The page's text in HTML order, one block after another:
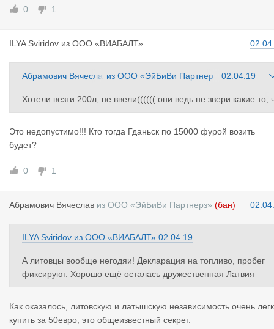
0 1
ILYA Sviridov из ООО «ВИАБАЛТ»
Абрамович Вячесла из ООО «ЭйБиВи Партнер
02.04.19
Хотели везти 200л, не ввели(((((( они ведь не звери какие то,
тоб целую область России в нищету загнать!!!
Это недопустимо!!! Кто тогда Гданьск по 15000 фурой возить
будет?
0 1
Абрамович Вячеслав из ООО «ЭйБиВи Партнерз» (бан)
ILYA Sviridov из ООО «ВИАБАЛТ» 02.04.19
А литовцы вообще негодяи! Декларация на топливо, пробег
фиксируют. Хорошо ещё осталась дружественная Латвия
Как оказалось, литовскую и латышскую независимость очень
купить за 50евро, это общеизвестный секрет.